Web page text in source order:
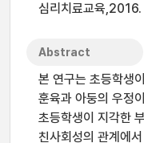
심리치료교육
Abstract
본 연구는 초등학생
훈육과 아둥의 우정
초등학생이 지각한
친사회성의 관계에